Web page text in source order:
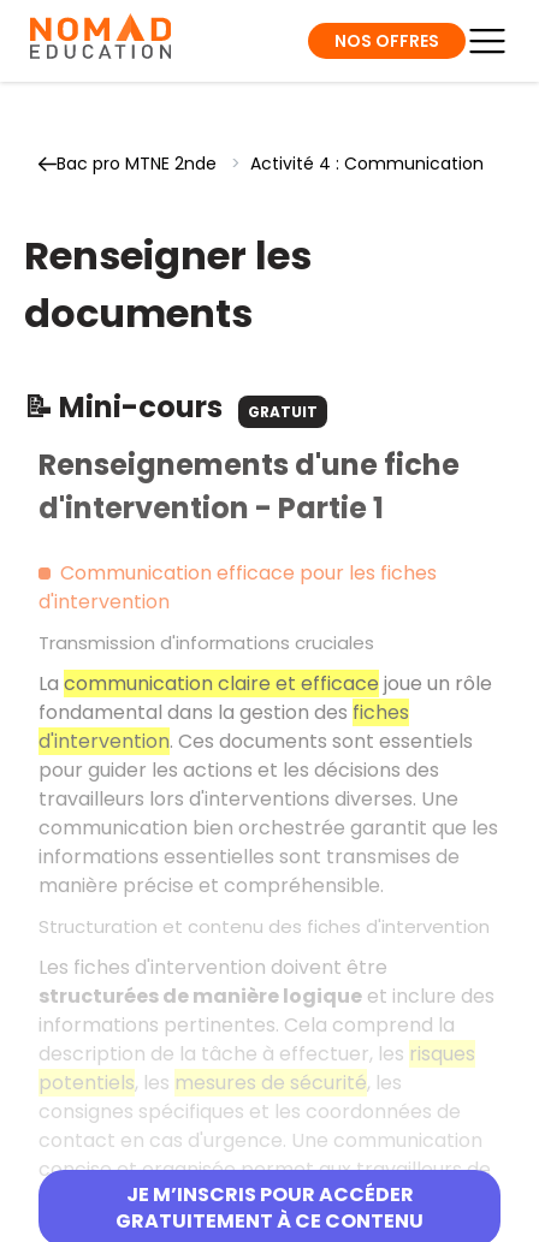
NOS OFFRES
Bac pro MTNE 2nde > Activité 4 : Communication
Renseigner les
documents
📝 Mini-cours GRATUIT
JE M’INSCRIS POUR ACCÉDER
GRATUITEMENT À CE CONTENU
Renseignements d'une fiche
d'intervention - Partie 1
Communication efficace pour les fiches
d'intervention
Transmission d'informations cruciales
La communication claire et efficace joue un rôle
fondamental dans la gestion des fiches
d'intervention. Ces documents sont essentiels
pour guider les actions et les décisions des
travailleurs lors d'interventions diverses. Une
communication bien orchestrée garantit que les
informations essentielles sont transmises de
manière précise et compréhensible.
Structuration et contenu des fiches d'intervention
Les fiches d'intervention doivent être
structurées de manière logique et inclure des
informations pertinentes. Cela comprend la
description de la tâche à effectuer, les risques
potentiels, les mesures de sécurité, les
consignes spécifiques et les coordonnées de
contact en cas d'urgence. Une communication
concise et organisée permet aux travailleurs de
comprendre rapidement la nature de
l'intervention.